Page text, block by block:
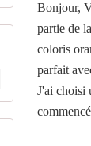
Bonjour,
partie de
coloris
parfait
J'ai choisi